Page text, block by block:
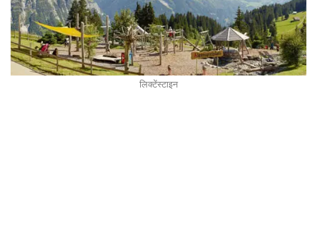
लिक्टेंस्टाइन